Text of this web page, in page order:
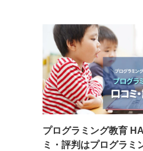
プログラミング教育
ミ・評判はプログラミ